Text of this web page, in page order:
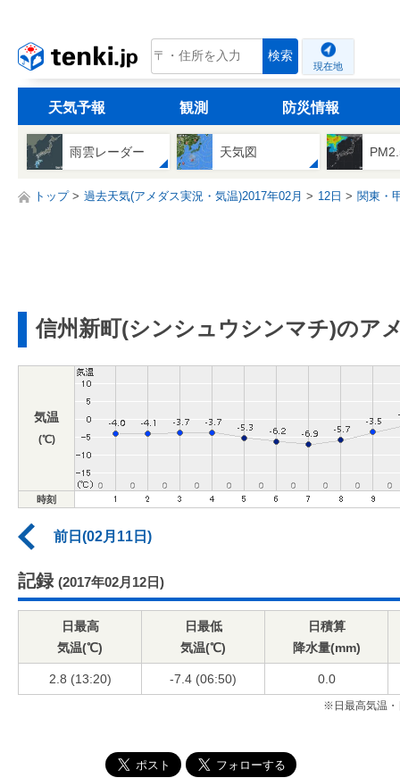
tenki.jp 検索
現在地
天気予報 観測 防災情報
雨雲レーダー 天気図
トップ 過去天気(アメダス実況・気温)2017年02月 12日 関東・
信州新町(シンシュウシンマチ)のア
気温
(℃)
時刻
前日(02月11日)
記録 (2017年02月12日)
日最高
気温(℃)
日最低
気温(℃)
日積算
降水量(mm)
2.8 (13:20) -7.4 (06:50) 0.0
※日最高気温・